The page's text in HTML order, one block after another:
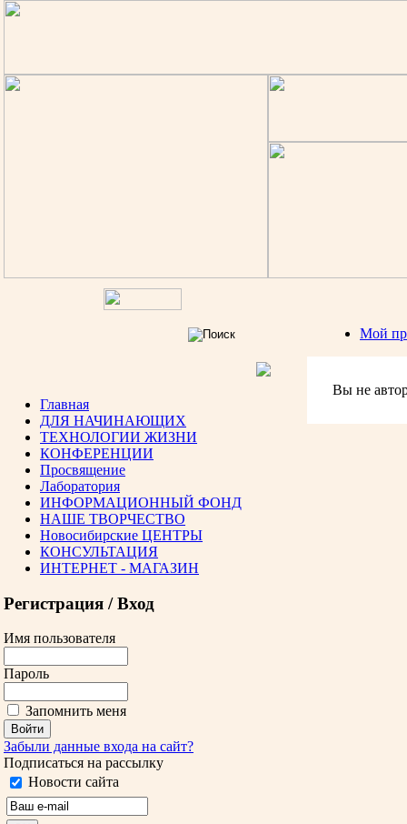
Мой
Главная
ДЛЯ НАЧИНАЮЩИХ
ТЕХНОЛОГИИ ЖИЗНИ
КОНФЕРЕНЦИИ
Просвящение
Лаборатория
ИНФОРМАЦИОННЫЙ ФОНД
НАШЕ ТВОРЧЕСТВО
Новосибирские ЦЕНТРЫ
КОНСУЛЬТАЦИЯ
ИНТЕРНЕТ - МАГАЗИН
Регистрация / Вход
Имя пользователя
Пароль
Запомнить меня
Забыли данные входа на сайт?
Подписаться на рассылку
Новости сайта
Вы не